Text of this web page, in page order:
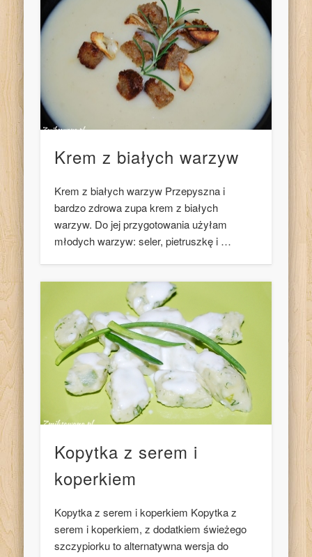
Krem z białych warzyw
Krem z białych warzyw Przepyszna i
bardzo zdrowa zupa krem z białych
warzyw. Do jej przygotowania użyłam
młodych warzyw: seler, pietruszkę i …
Kopytka z serem i
koperkiem
Kopytka z serem i koperkiem Kopytka z
serem i koperkiem, z dodatkiem świeżego
szczypiorku to alternatywna wersja do